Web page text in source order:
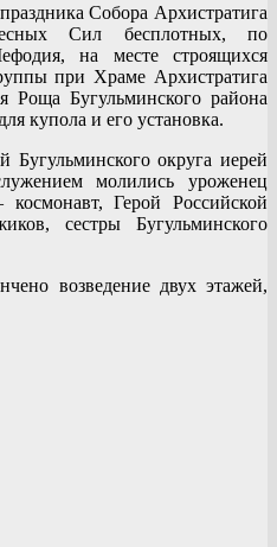
Собора Архистратига
Сил бесплотных, по
на месте строящихся
при Храме Архистратига
Роща Бугульминского района
купола и его установка.
округа иерей
молились уроженец
Герой Российской
сестры Бугульминского
возведение двух этажей,